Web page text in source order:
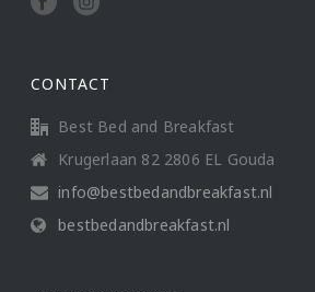
CONTACT
Best Bed and Breakfast
Krugerlaan 82 2806 EL Gouda
info@bestbedandbreakfast.nl
bestbedandbreakfast.nl